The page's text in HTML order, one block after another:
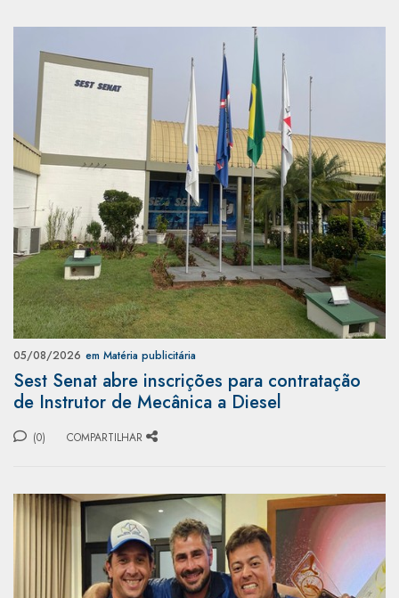
05/08/2026 em Matéria publicitária
Sest Senat abre inscrições para contratação
de Instrutor de Mecânica a Diesel
(0) COMPARTILHAR